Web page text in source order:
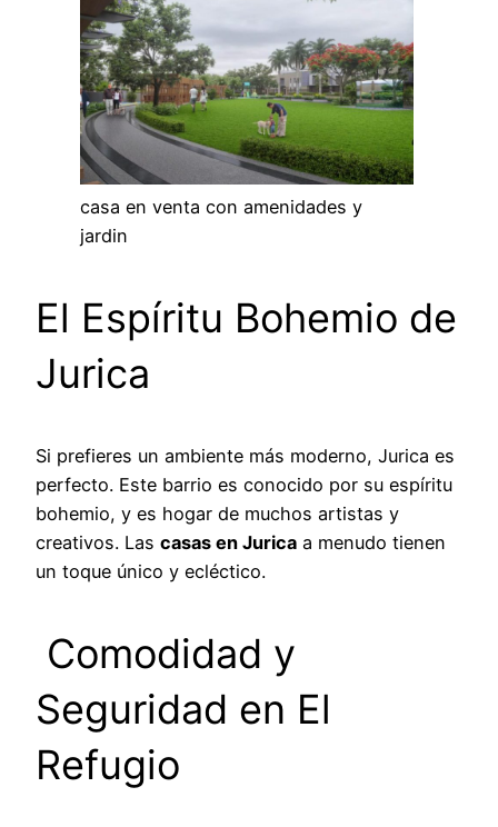
casa en venta con amenidades y
jardin
El Espíritu Bohemio de
Jurica
Si prefieres un ambiente más moderno, Jurica es
perfecto. Este barrio es conocido por su espíritu
bohemio, y es hogar de muchos artistas y
creativos. Las casas en Jurica a menudo tienen
un toque único y ecléctico.
Comodidad y
Seguridad en El
Refugio